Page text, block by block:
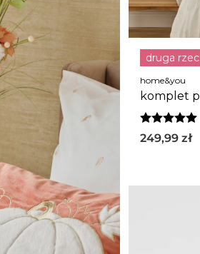
druga
home&you
komplet
desoro
249,99 zł